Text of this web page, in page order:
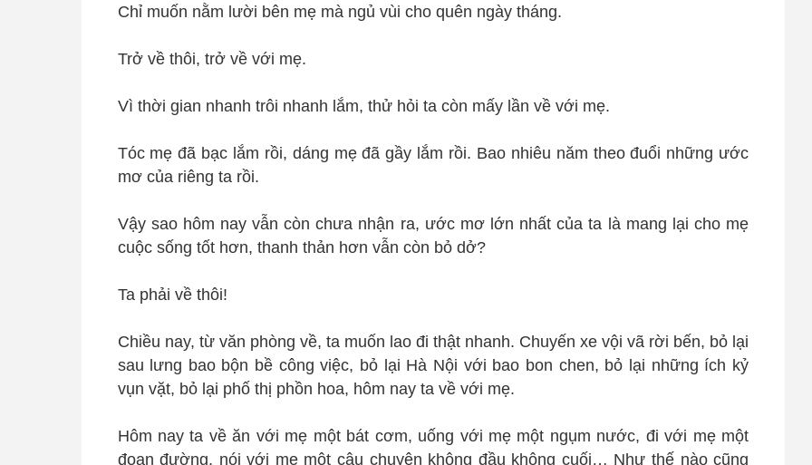
Chỉ muốn nằm lười bên mẹ mà ngủ vùi cho quên ngày tháng.
Trở về thôi, trở về với mẹ.
Vì thời gian nhanh trôi nhanh lắm, thử hỏi ta còn mấy lần về với mẹ.
Tóc mẹ đã bạc lắm rồi, dáng mẹ đã gầy lắm rồi. Bao nhiêu năm theo đuổi những ước
mơ của riêng ta rồi.
Vậy sao hôm nay vẫn còn chưa nhận ra, ước mơ lớn nhất của ta là mang lại cho mẹ
cuộc sống tốt hơn, thanh thản hơn vẫn còn bỏ dở?
Ta phải về thôi!
Chiều nay, từ văn phòng về, ta muốn lao đi thật nhanh. Chuyến xe vội vã rời bến, bỏ lại
sau lưng bao bộn bề công việc, bỏ lại Hà Nội với bao bon chen, bỏ lại những ích kỷ
vụn vặt, bỏ lại phố thị phồn hoa, hôm nay ta về với mẹ.
Hôm nay ta về ăn với mẹ một bát cơm, uống với mẹ một ngụm nước, đi với mẹ một
đoạn đường, nói với mẹ một câu chuyện không đầu không cuối… Như thế nào cũng